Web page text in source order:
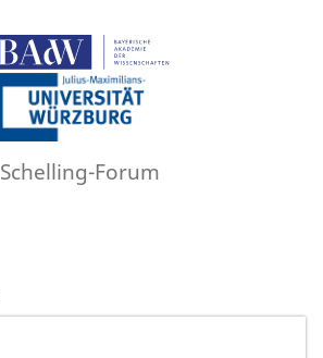
Schelling-Forum